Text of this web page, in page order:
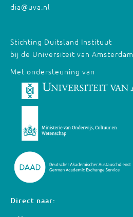
dia@uva.nl
Stichting Duitsland Instituut
bij de Universiteit van Amsterdam
Met ondersteuning van
Direct naar: